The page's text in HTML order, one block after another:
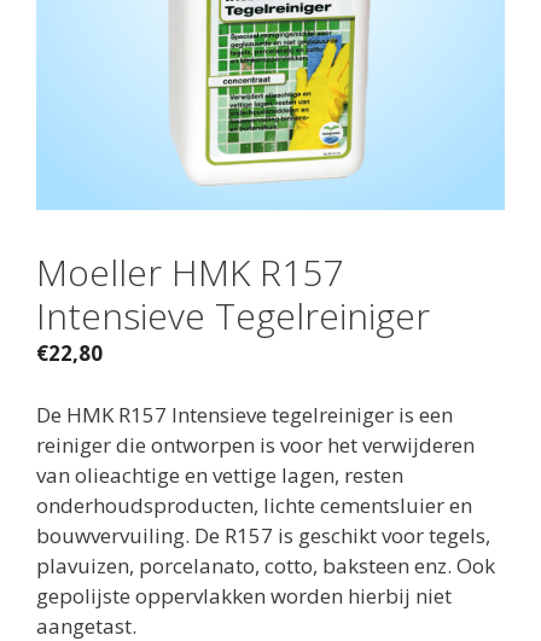
Moeller HMK R157
Intensieve Tegelreiniger
€22,80
De HMK R157 Intensieve tegelreiniger is een
reiniger die ontworpen is voor het verwijderen
van olieachtige en vettige lagen, resten
onderhoudsproducten, lichte cementsluier en
bouwvervuiling. De R157 is geschikt voor tegels,
plavuizen, porcelanato, cotto, baksteen enz. Ook
gepolijste oppervlakken worden hierbij niet
aangetast.